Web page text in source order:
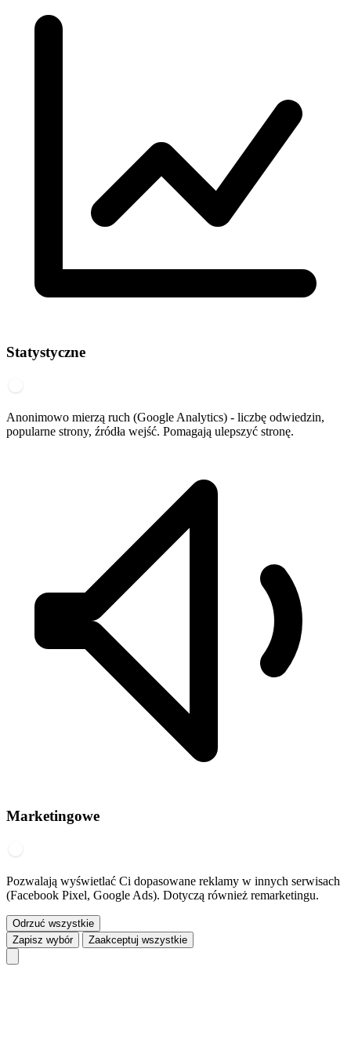
Statystyczne
Anonimowo mierzą ruch (Google Analytics) - liczbę odwiedzin,
popularne strony, źródła wejść. Pomagają ulepszyć stronę.
Marketingowe
Pozwalają wyświetlać Ci dopasowane reklamy w innych serwisach
(Facebook Pixel, Google Ads). Dotyczą również remarketingu.
Odrzuć wszystkie
Zapisz wybór
Zaakceptuj wszystkie